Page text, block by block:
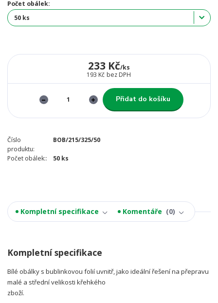
Počet obálek:
233 Kč/ks
193 Kč bez DPH
Přidat do košíku
Číslo
produktu:
BOB/215/325/50
Počet obálek:: 50 ks
Kompletní specifikace Komentáře 0
Kompletní specifikace
Bílé obálky s bublinkovou folií uvnitř, jako ideální řešení na přepravu
malé a střední velikosti křehkého
zboží.